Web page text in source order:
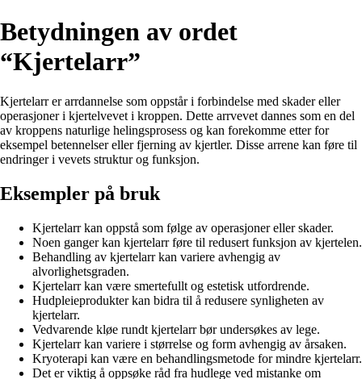
Betydningen av ordet
“Kjertelarr”
Kjertelarr er arrdannelse som oppstår i forbindelse med skader eller
operasjoner i kjertelvevet i kroppen. Dette arrvevet dannes som en del
av kroppens naturlige helingsprosess og kan forekomme etter for
eksempel betennelser eller fjerning av kjertler. Disse arrene kan føre til
endringer i vevets struktur og funksjon.
Eksempler på bruk
Kjertelarr kan oppstå som følge av operasjoner eller skader.
Noen ganger kan kjertelarr føre til redusert funksjon av kjertelen.
Behandling av kjertelarr kan variere avhengig av
alvorlighetsgraden.
Kjertelarr kan være smertefullt og estetisk utfordrende.
Hudpleieprodukter kan bidra til å redusere synligheten av
kjertelarr.
Vedvarende kløe rundt kjertelarr bør undersøkes av lege.
Kjertelarr kan variere i størrelse og form avhengig av årsaken.
Kryoterapi kan være en behandlingsmetode for mindre kjertelarr.
Det er viktig å oppsøke råd fra hudlege ved mistanke om